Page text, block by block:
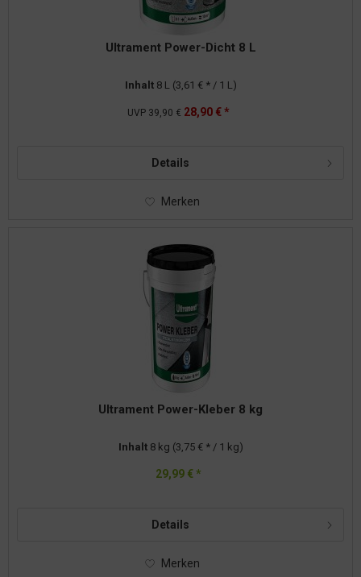
Ultrament Power-Dicht 8 L
Inhalt 8 L (3,61 € * / 1 L)
UVP 39,90 € 28,90 € *
Details
Merken
Ultrament Power-Kleber 8 kg
Inhalt 8 kg (3,75 € * / 1 kg)
29,99 € *
Details
Merken